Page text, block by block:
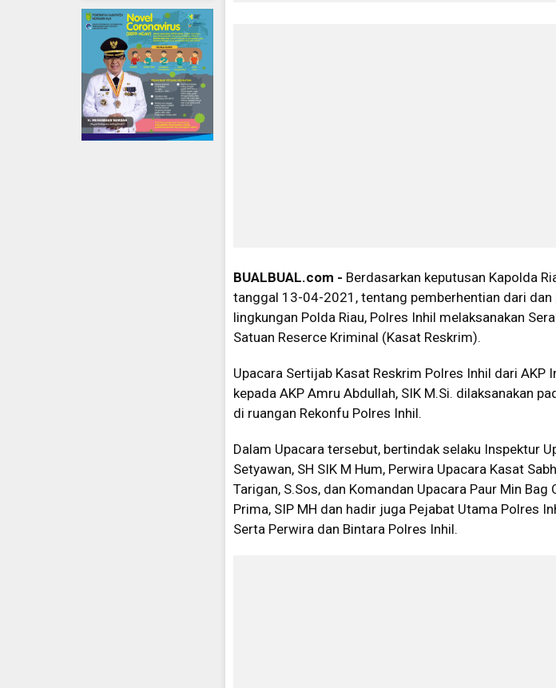
BUALBUAL.com - Berdasarkan keputusan Kapolda
tanggal 13-04-2021, tentang pemberhentian dari
lingkungan Polda Riau, Polres Inhil melaksanakan
Satuan Reserce Kriminal (Kasat Reskrim).
Upacara Sertijab Kasat Reskrim Polres Inhil dari AKP
kepada AKP Amru Abdullah, SIK M.Si. dilaksanakan
di ruangan Rekonfu Polres Inhil.
Dalam Upacara tersebut, bertindak selaku Inspektur
Setyawan, SH SIK M Hum, Perwira Upacara Kasat
Tarigan, S.Sos, dan Komandan Upacara Paur Min
Prima, SIP MH dan hadir juga Pejabat Utama Polres
Serta Perwira dan Bintara Polres Inhil.